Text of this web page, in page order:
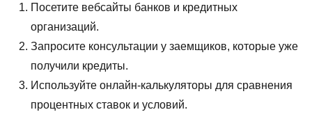
Посетите вебсайты банков и кредитных
организаций.
Запросите консультации у заемщиков, которые уже
получили кредиты.
Используйте онлайн-калькуляторы для сравнения
процентных ставок и условий.